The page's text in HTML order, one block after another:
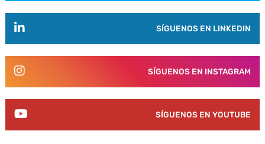
SÍGUENOS EN LINKEDIN
SÍGUENOS EN INSTAGRAM
SÍGUENOS EN YOUTUBE